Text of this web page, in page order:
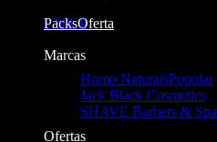
0,00€ 0
Packs
Marcas
Homo Naturals
Jack Black Cosmetics
SHAVE Barbers & Spa
Ofertas